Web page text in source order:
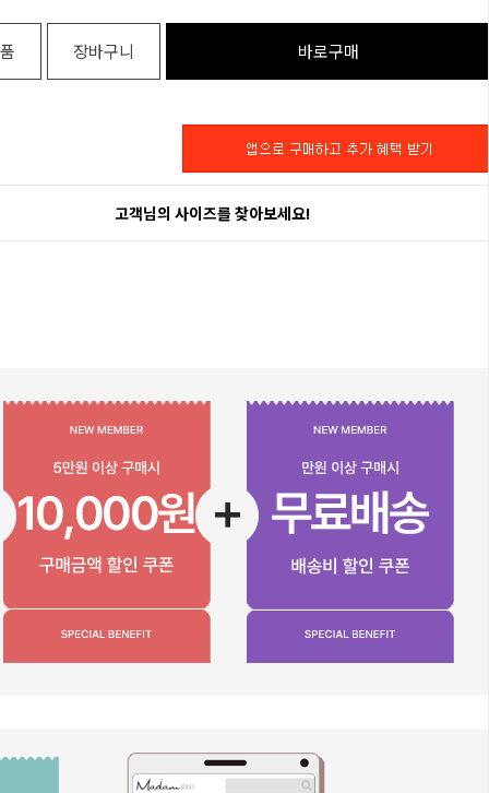
장바구니 바로구매
고객님의 사이즈를 찾아보세요!